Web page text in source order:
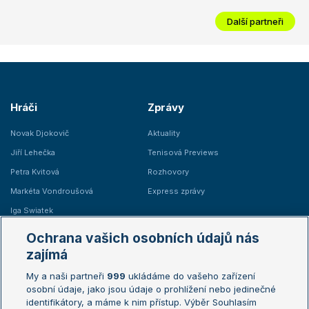
Další partneři
Hráči
Novak Djokovič
Jiří Lehečka
Petra Kvitová
Markéta Vondroušová
Iga Swiatek
Zprávy
Aktuality
Tenisová Previews
Rozhovory
Express zprávy
Žebříčky
Žebříček ATP (muži)
Žebříček WTA (ženy)
Australian Open
French Open
Ochrana vašich osobních údajů nás
zajímá
My a naši partneři 999 ukládáme do vašeho zařízení
osobní údaje, jako jsou údaje o prohlížení nebo jedinečné
identifikátory, a máme k nim přístup. Výběr Souhlasím